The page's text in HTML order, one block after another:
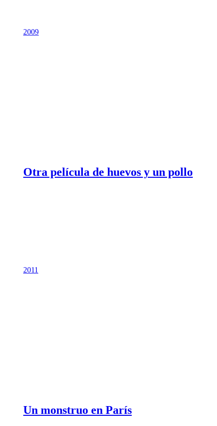
2009
Otra película de huevos y un pollo
2011
Un monstruo en París